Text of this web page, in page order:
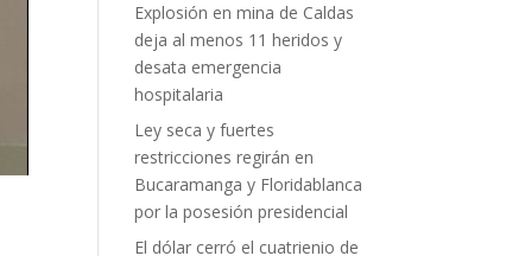
Explosión en mina de Caldas
deja al menos 11 heridos y
desata emergencia
hospitalaria
Ley seca y fuertes
restricciones regirán en
Bucaramanga y Floridablanca
por la posesión presidencial
El dólar cerró el cuatrienio de